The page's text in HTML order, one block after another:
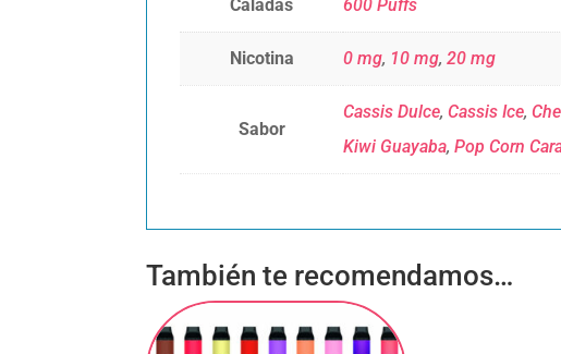
Caladas 600 Puffs
Nicotina 0 mg, 10 mg,20 mg
Sabor
Cassis Dulce, Cassis Ice,
Kiwi Guayaba,Pop Corn
También te recomendamos…